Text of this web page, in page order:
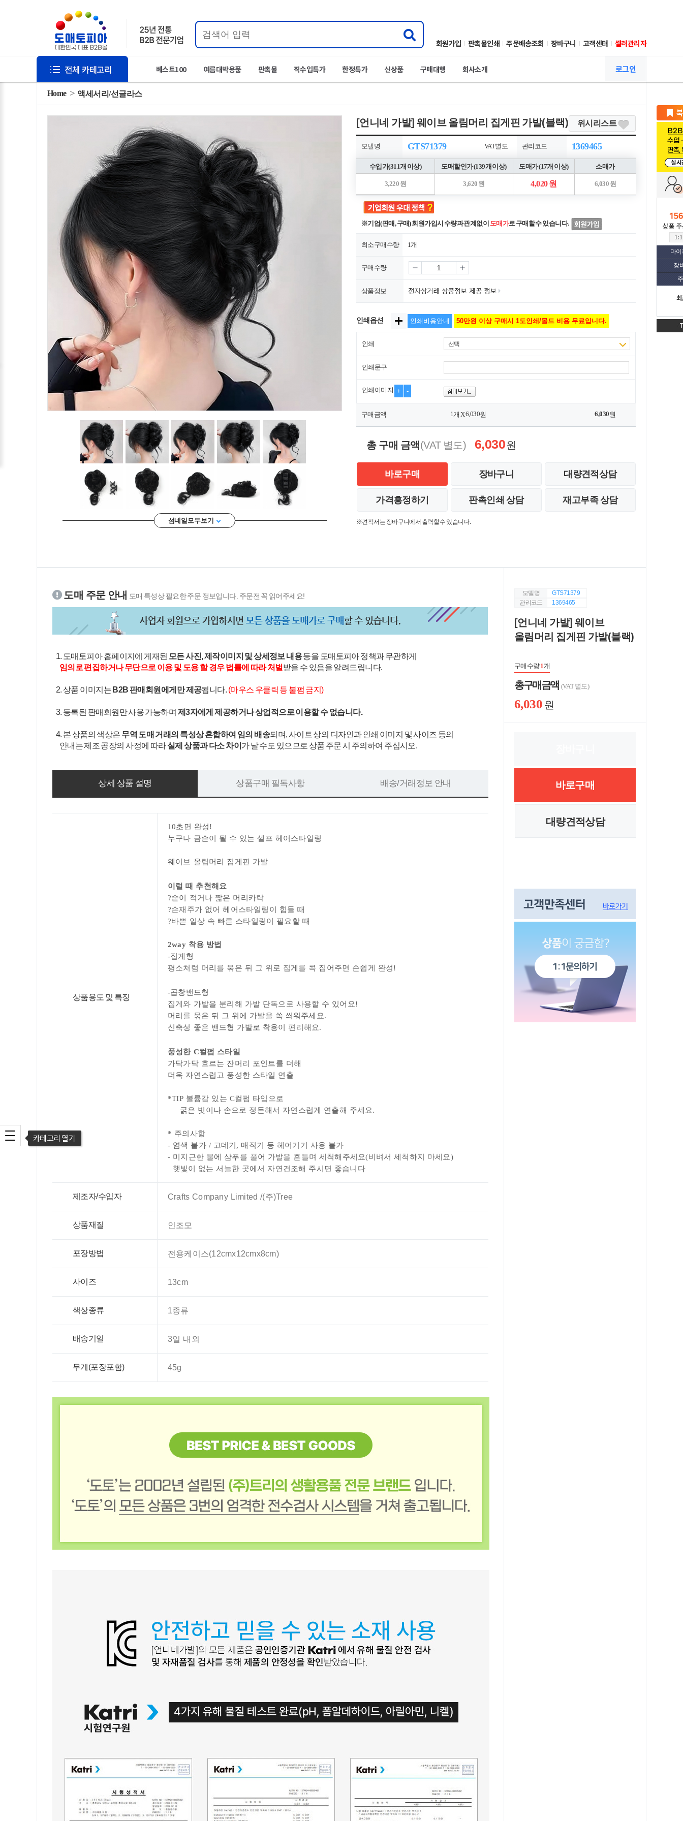
회원가입 판촉물인쇄 주문배송조회 장바구니 고객센터 셀러관리자
베스트100 여름대박용품 판촉물 직수입특가 한정특가 신상품 구매대행 회사소개 로그인
마
장
카테고리 열기
Home 액세서리/선글라스
섬네일 모두 보기
[언니네 가발] 웨이브 올림머리 집게핀 가발(블랙) 위시리스트
모델명 GTS71379 VAT별도 관리코드 1369465
수입가(311개 이상) 도매할인가 (139개 이상) 도매가 (17개 이상) 소매가
3,220 원 3,620 원 4,020 원 6,030 원
※기업(판매, 구매) 회원가입시 수량과 관계없이 도매가로 구매할 수 있습니다.
최소구매수량 1개
구매수량
상품정보
인쇄옵션 인쇄비용안내 50만원 이상 구매시 1도인쇄/몰드 비용 무료입니다.
인쇄 선택
인쇄문구
인쇄이미지 + -
구매금액 1개 X6,030원 6,030원
총 구매 금액(VAT 별도) 6,030원
바로구매 장바구니 대량견적상담
가격흥정하기 판촉인쇄 상담 재고부족 상담
※견적서는 장바구니에서 출력할 수 있습니다.
도매 주문 안내 도매 특성상 필요한 주문 정보입니다. 주문전 꼭 읽어주세요!
1. 도매토피아 홈페이지에 게재된 모든 사진, 제작이미지 및 상세정보 내용등을 도매토피아 정책과 무관하게
임의로 편집하거나 무단으로 이용 및 도용 할 경우 법률에 따라 처벌 받을 수 있음을 알려드립니다.
2. 상품 이미지는 B2B 판매회원에게만 제공됩니다. (마우스 우클릭 등 불펌 금지)
3. 등록된 판매회원만 사용 가능하며 제3자에게 제공하거나 상업적으로 이용할 수 없습니다.
4. 본 상품의 색상은 무역 도매 거래의 특성상 혼합하여 임의 배송되며, 사이트 상의 디자인과 인쇄 이미지 및 사이즈 등의
안내는 제조 공장의 사정에 따라실제 상품과 다소 차이 가 날 수도 있으므로 상품 주문 시 주의하여 주십시오.
상세 상품 설명 상품구매 필독사항 배송/거래정보 안내
상품용도 및 특징
10초면 완성!
누구나 금손이 될 수 있는 셀프 헤어스타일링
웨이브 올림머리 집게핀 가발
이럴 때 추천해요
?숱이 적거나 짧은 머리카락
?손재주가 없어 헤어스타일링이 힘들 때
?바쁜 일상 속 빠른 스타일링이 필요할 때
2way 착용 방법
-집게형
평소처럼 머리를 묶은 뒤 그 위로 집게를 콕 집어주면 손쉽게 완성!
-곱창밴드형
집게와 가발을 분리해 가발 단독으로 사용할 수 있어요!
머리를 묶은 뒤 그 위에 가발을 쏙 씌워주세요.
신축성 좋은 밴드형 가발로 착용이 편리해요.
풍성한 C컬펌 스타일
가닥가닥 흐르는 잔머리 포인트를 더해
더욱 자연스럽고 풍성한 스타일 연출
*TIP 볼륨감 있는 C컬펌 타입으로
굵은 빗이나 손으로 정돈해서 자연스럽게 연출해 주세요.
* 주의사항
- 염색 불가 / 고데기, 매직기 등 헤어 기기 사용 불가
- 미지근한 물에 샴푸를 풀어 가발을 흔들며 세척해주세요(비벼서 세척하지 마세요)
햇빛이 없는 서늘한 곳에서 자연건조해 주시면 좋습니다
제조자/수입자 Crafts Company Limited /(주)Tree
상품재질 인조모
포장방법 전용케이스(12cmx12cmx8cm)
사이즈 13cm
색상종류 1종류
배송기일 3일 내외
무게(포장포함) 45g
모델명
GTS71379
관리코드
1369465
[언니네 가발] 웨이브
올림머리 집게핀 가발(블랙)
구매수량1개
총 구매 금액 (VAT 별도)
6,030 원
바로구매
대량견적상담